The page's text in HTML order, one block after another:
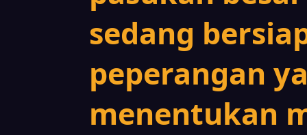
sedang
peperangan
menentukan